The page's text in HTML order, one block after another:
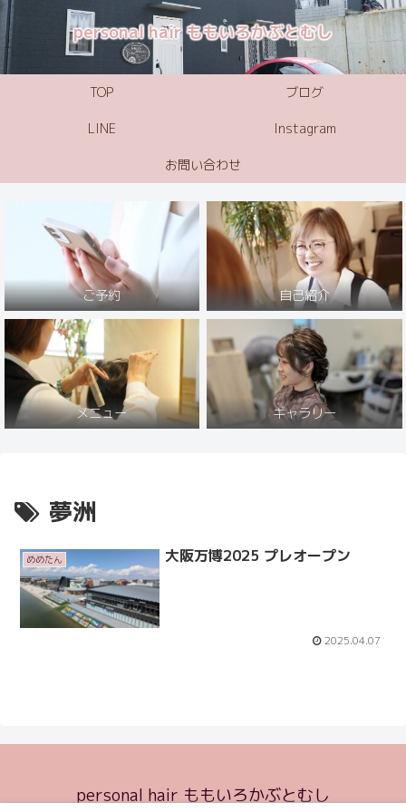
personal hair ももいろかぶとむし
TOP ブログ
LINE Instagram
お問い合わせ
ご予約 自己紹介
メニュー ギャラリー
夢洲
めめたん 大阪万博2025 プレオープン
2025.04.07
personal hair ももいろかぶとむし